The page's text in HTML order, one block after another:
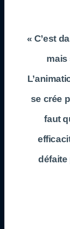
« C’est
mais
se crée
faut
défaite